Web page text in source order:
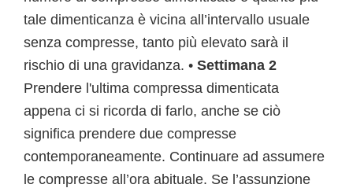
tale dimenticanza è vicina all’intervallo usuale
senza compresse, tanto più elevato sarà il
rischio di una gravidanza. • Settimana 2
Prendere l'ultima compressa dimenticata
appena ci si ricorda di farlo, anche se ciò
significa prendere due compresse
contemporaneamente. Continuare ad assumere
le compresse all’ora abituale. Se l’assunzione